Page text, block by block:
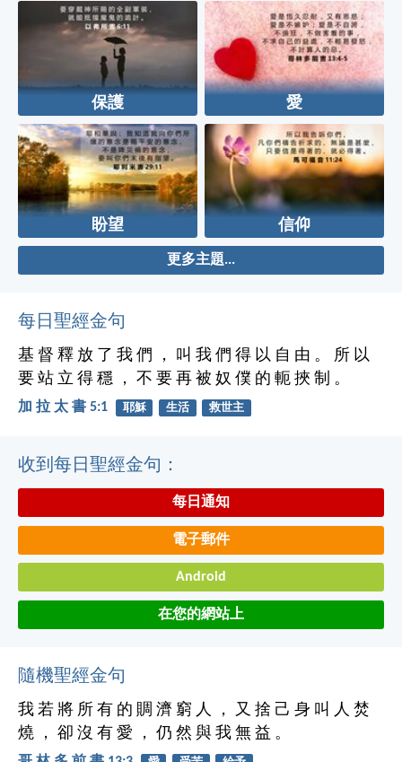
保護 愛
盼望 信仰
更多主題...
每日聖經金句
基 督 釋 放 了 我 們 ， 叫 我 們 得 以 自 由 。 所 以
要 站 立 得 穩 ， 不 要 再 被 奴 僕 的 軛 挾 制 。
加 拉 太 書 5:1 耶穌 生活 救世主
收到每日聖經金句：
每日通知
電子郵件
Android
在您的網站上
隨機聖經金句
我 若 將 所 有 的 賙 濟 窮 人 ， 又 捨 己 身 叫 人 焚
燒 ， 卻 沒 有 愛 ， 仍 然 與 我 無 益 。